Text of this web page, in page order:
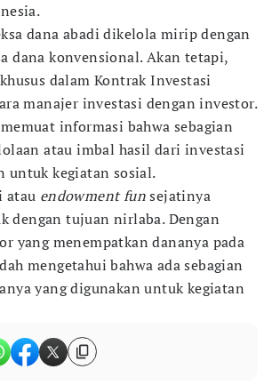
dana abadi dikelola mirip dengan
dana konvensional. Akan tetapi,
dalam Kontrak Investasi
manajer investasi dengan investor.
informasi bahwa sebagian
atau imbal hasil dari investasi
untuk kegiatan sosial.
atau endowment funsejatinya
dengan tujuan nirlaba. Dengan
yang menempatkan dananya pada
mengetahui bahwa ada sebagian
yang digunakan untuk kegiatan